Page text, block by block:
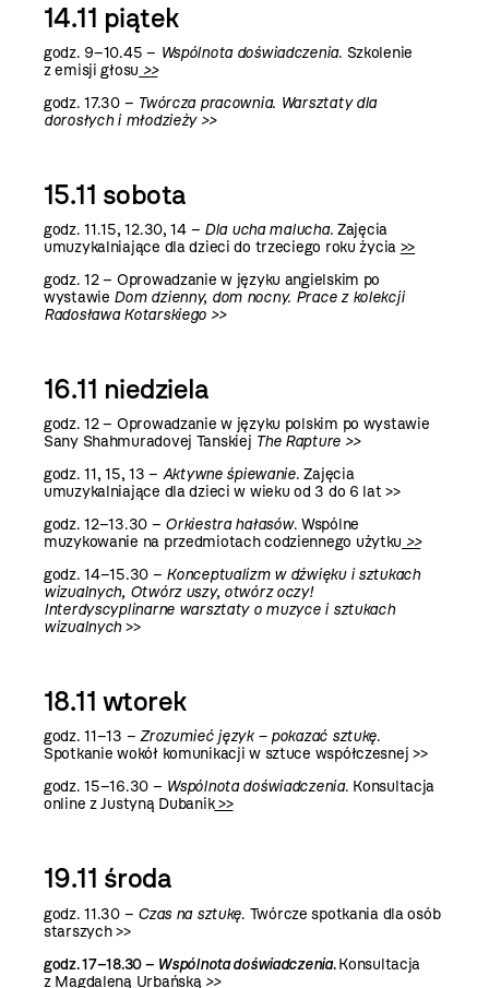
14.11 piątek
godz. 9–10.45 – Wspólnota doświadczenia. Szkolenie
z emisji głosu >>
godz. 17.30 – Twórcza pracownia. Warsztaty dla
dorosłych i młodzieży >>
15.11 sobota
godz. 11.15, 12.30, 14 – Dla ucha malucha. Zajęcia
umuzykalniające dla dzieci do trzeciego roku życia >>
godz. 12 – Oprowadzanie w języku angielskim po
wystawie Dom dzienny, dom nocny. Prace z kolekcji
Radosława Kotarskiego >>
16.11 niedziela
godz. 12 – Oprowadzanie w języku polskim po wystawie
Sany Shahmuradovej Tanskiej The Rapture >>
godz. 11, 15, 13 – Aktywne śpiewanie. Zajęcia
umuzykalniające dla dzieci w wieku od 3 do 6 lat >>
godz. 12–13.30 – Orkiestra hałasów. Wspólne
muzykowanie na przedmiotach codziennego użytku >>
godz. 14–15.30 – Konceptualizm w dźwięku i sztukach
wizualnych, Otwórz uszy, otwórz oczy!
Interdyscyplinarne warsztaty o muzyce i sztukach
wizualnych>>
18.11 wtorek
godz. 11–13 –Zrozumieć język – pokazać sztukę.
Spotkanie wokół komunikacji w sztuce współczesnej >>
godz. 15–16.30 – Wspólnota doświadczenia. Konsultacja
online z Justyną Dubanik>>
19.11 środa
godz. 11.30 – Czas na sztukę. Twórcze spotkania dla osób
starszych >>
godz. 17–18.30 – Wspólnota doświadczenia.Konsultacja
z Magdaleną Urbańską>>